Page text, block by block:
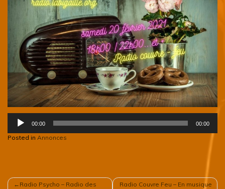
audio
00:00 00:00
Posted in Annonces
Radio Psycho – Radio des Radio Couvre Feu – En musique